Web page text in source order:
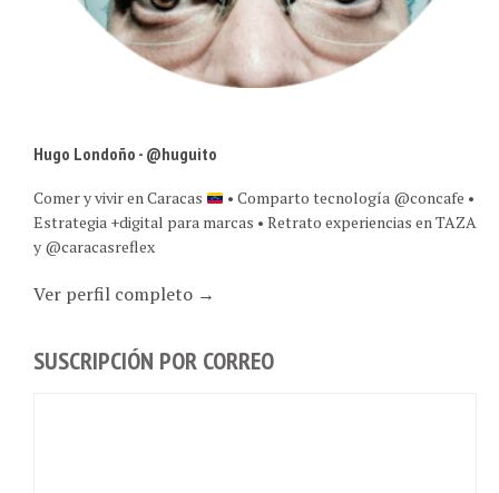
• Comparto tecnología @concafe •
Estrategia +digital para marcas • Retrato experiencias en TAZA
y @caracasreflex
Ver perfil completo →
SUSCRIPCIÓN POR CORREO